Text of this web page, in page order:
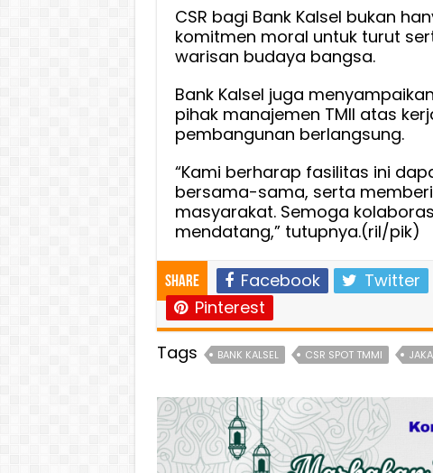
CSR bagi Bank Kalsel bukan
komitmen moral untuk turut
warisan budaya bangsa.
Bank Kalsel juga
pihak manajemen TMII atas
pembangunan berlangsung.
“Kami berharap fasilitas ini
bersama-sama, serta
masyarakat. Semoga
mendatang,” tutupnya.(ril/pik)
Share Facebook Twitter
Pinterest
Tags
BANK KALSEL CSR SPOT TMMI